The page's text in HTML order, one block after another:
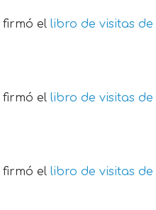
firmó el libro de visitas de
firmó el libro de visitas de
firmó el libro de visitas de